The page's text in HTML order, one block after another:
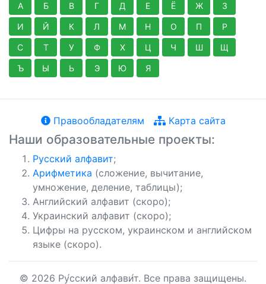
А Б В Г Д Е Ё Ж З
И Й К Л М Н О П Р
С Т У Ф Х Ц Ч Ш Щ
Ъ Ы Ь Э Ю Я
Правообладателям Карта сайта
Наши образовательные проекты:
Русский алфавит;
Арифметика (сложение, вычитание,
умножение, деление, таблицы);
Английский алфавит (скоро);
Украинский алфавит (скоро);
Цифры на русском, украинском и английском
языке (скоро).
© 2026 Ру́сский алфави́т. Все права защищены.